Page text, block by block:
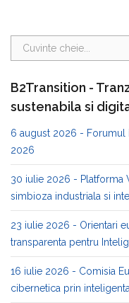
B2Transition -
sustenabila si
6 august 2026 - Forumul
2026
30 iulie 2026 - Platforma
simbioza industriala si
23 iulie 2026 - Orientari
transparenta pentru
16 iulie 2026 - Comisia
cibernetica prin